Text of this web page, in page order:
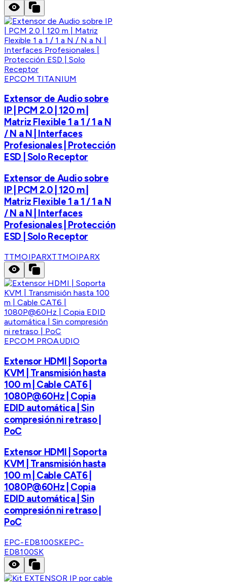
EPCOM TITANIUM
Extensor de Audio sobre
IP | PCM 2.0 | 120 m |
Matriz Flexible 1 a 1 / 1 a N
/ N a N | Interfaces
Profesionales | Protección
ESD | Solo Receptor
Extensor de Audio sobre
IP | PCM 2.0 | 120 m |
Matriz Flexible 1 a 1 / 1 a N
/ N a N | Interfaces
Profesionales | Protección
ESD | Solo Receptor
TTMOIPARXTTMOIPARX
EPCOM PROAUDIO
Extensor HDMI | Soporta
KVM | Transmisión hasta
100 m | Cable CAT6 |
1080P@60Hz | Copia
EDID automática | Sin
compresión ni retraso |
PoC
Extensor HDMI | Soporta
KVM | Transmisión hasta
100 m | Cable CAT6 |
1080P@60Hz | Copia
EDID automática | Sin
compresión ni retraso |
PoC
EPC-ED8100SKEPC-
ED8100SK